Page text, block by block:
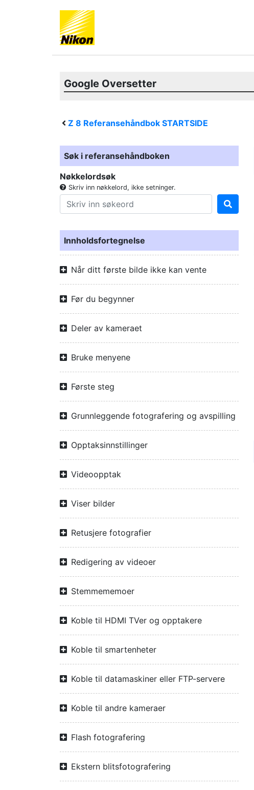
Google Oversetter
Z 8 Referansehåndbok STARTSIDE
Søk i referansehåndboken
Nøkkelordsøk
Skriv inn nøkkelord, ikke setninger.
Innholdsfortegnelse
Når ditt første bilde ikke kan vente
Før du begynner
Deler av kameraet
Bruke menyene
Første steg
Grunnleggende fotografering og avspilling
Opptaksinnstillinger
Videoopptak
Viser bilder
Retusjere fotografier
Redigering av videoer
Stemmememoer
Koble til HDMI TVer og opptakere
Koble til smartenheter
Koble til datamaskiner eller FTP-servere
Koble til andre kameraer
Flash fotografering
Ekstern blitsfotografering